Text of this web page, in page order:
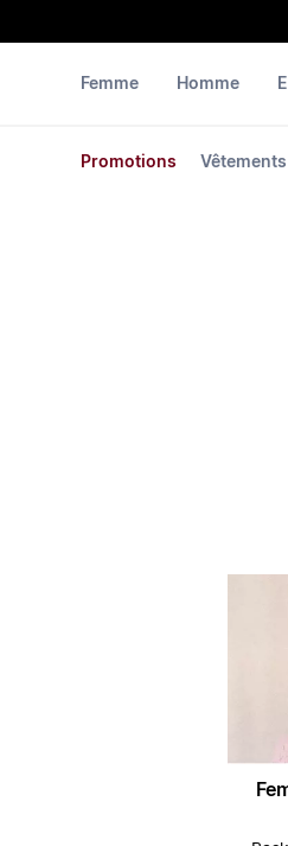
Femme
Promotions Vêtements
Homme